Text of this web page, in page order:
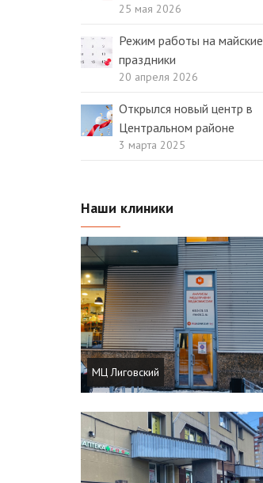
25 мая 2026
Режим работы на майские
праздники
20 апреля 2026
Открылся новый центр в
Центральном районе
3 марта 2025
Наши клиники
МЦ Лиговский